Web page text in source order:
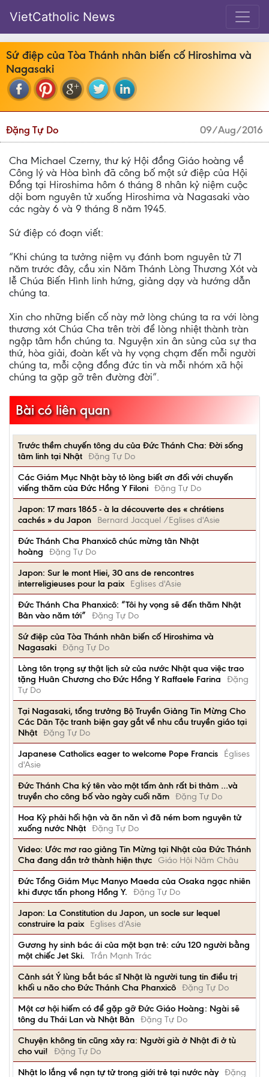
VietCatholic News
Sứ điệp của Tòa Thánh nhân biến cố Hiroshima và
Nagasaki
Đặng Tự Do 09/Aug/2016
Cha Michael Czerny, thư ký Hội đồng Giáo hoàng về
Công lý và Hòa bình đã công bố một sứ điệp của Hội
Đồng tại Hiroshima hôm 6 tháng 8 nhân kỷ niệm cuộc
dội bom nguyên tử xuống Hiroshima và Nagasaki vào
các ngày 6 và 9 tháng 8 năm 1945.
Sứ điệp có đoạn viết:
“Khi chúng ta tưởng niệm vụ đánh bom nguyên tử 71
năm trước đây, cầu xin Năm Thánh Lòng Thương Xót và
lễ Chúa Biến Hình linh hứng, giảng dạy và hướng dẫn
chúng ta.
Xin cho những biến cố này mở lòng chúng ta ra với lòng
thương xót Chúa Cha trên trời để lòng nhiệt thành tràn
ngập tâm hồn chúng ta. Nguyện xin ân sủng của sự tha
thứ, hòa giải, đoàn kết và hy vọng chạm đến mỗi người
chúng ta, mỗi cộng đồng đức tin và mỗi nhóm xã hội
chúng ta gặp gỡ trên đường đời”.
Bài có liên quan
Trước thềm chuyến tông du của Đức Thánh Cha: Đời sống
tâm linh tại Nhật Đặng Tự Do
Các Giám Mục Nhật bày tỏ lòng biết ơn đối với chuyến
viếng thăm của Đức Hồng Y Filoni Đặng Tự Do
Japon: 17 mars 1865 - à la découverte des « chrétiens
cachés » du Japon
Bernard Jacquel /Eglises d'Asie
Đức Thánh Cha Phanxicô chúc mừng tân Nhật
hoàng
Đặng Tự Do
Japon: Sur le mont Hiei, 30 ans de rencontres
interreligieuses pour la paix
Eglises d'Asie
Đức Thánh Cha Phanxicô: “Tôi hy vọng sẽ đến thăm Nhật
Bản vào năm tới”
Đặng Tự Do
Sứ điệp của Tòa Thánh nhân biến cố Hiroshima và
Nagasaki Đặng Tự Do
Lòng tôn trọng sự thật lịch sử của nước Nhật qua việc trao
tặng Huân Chương cho Đức Hồng Y Raffaele Farina
Đặng
Tự Do
Tại Nagasaki, tổng trưởng Bộ Truyền Giảng Tin Mừng Cho
Các Dân Tộc tranh biện gay gắt về nhu cầu truyền giáo tại
Nhật Đặng Tự Do
Japanese Catholics eager to welcome Pope Francis
Églises
d'Asie
Đức Thánh Cha ký tên vào một tấm ảnh rất bi thảm …và
truyền cho công bố vào ngày cuối năm Đặng Tự Do
Hoa Kỳ phải hối hận và ăn năn vì đã ném bom nguyên tử
xuống nước Nhật Đặng Tự Do
Video: Ước mơ rao giảng Tin Mừng tại Nhật của Đức Thánh
Cha đang dần trở thành hiện thực Giáo Hội Năm Châu
Đức Tổng Giám Mục Manyo Maeda của Osaka ngạc nhiên
khi được tấn phong Hồng Y.
Đặng Tự Do
Japon: La Constitution du Japon, un socle sur lequel
construire la paix
Eglises d'Asie
Gương hy sinh bác ái của một bạn trẻ: cứu 120 người bằng
một chiếc Jet Ski.
Trần Mạnh Trác
Cảnh sát Ý lùng bắt bác sĩ Nhật là người tung tin điều trị
khối u não cho Đức Thánh Cha Phanxicô Đặng Tự Do
Một cơ hội hiếm có để gặp gỡ Đức Giáo Hoàng: Ngài sẽ
tông du Thái Lan và Nhật Bản Đặng Tự Do
Chuyện không tin cũng xảy ra: Người già ở Nhật đi ở tù
cho vui!
Đặng Tự Do
Nhật lo lắng về nạn tự tử trong giới trẻ tại nước này Đặng